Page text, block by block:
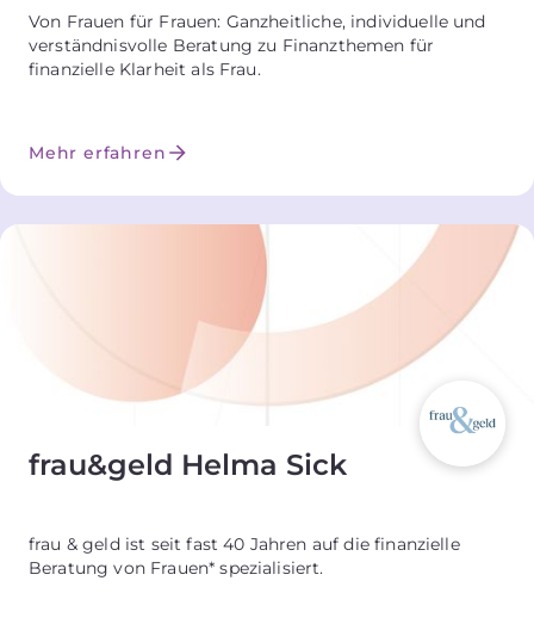
Von Frauen für Frauen: Ganzheitliche, individuelle und
verständnisvolle Beratung zu Finanzthemen für
finanzielle Klarheit als Frau.
Mehr erfahren
frau&geld Helma Sick
frau & geld ist seit fast 40 Jahren auf die finanzielle
Beratung von Frauen* spezialisiert.